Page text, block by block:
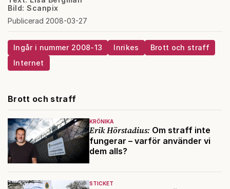
Bild: Scanpix
Publicerad 2008-03-27
Ingår i nummer 2008-13 Inrikes
Brott och straff
Internet
Brott och straff
KRÖNIKA
Erik Hörstadius: Om straff inte
fungerar – varför använder vi
dem alls?
STICKET